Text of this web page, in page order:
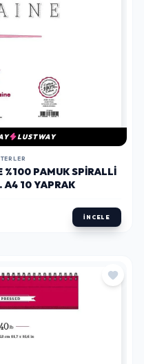
LUSTWAY
PAMUK SPIRALLI
A4 10 YAPRAK
İNCELE